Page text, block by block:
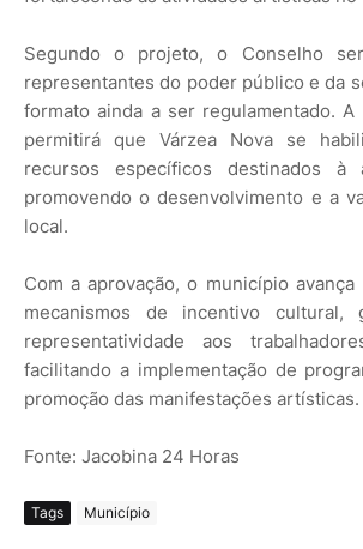
Segundo o projeto, o Conselho
representantes do poder público e da
formato ainda a ser regulamentado. A
permitirá que Várzea Nova se
recursos específicos destinados à
promovendo o desenvolvimento e a
local.
Com a aprovação, o município
mecanismos de incentivo cultural,
representatividade aos
facilitando a implementação de
promoção das manifestações artísticas.
Fonte: Jacobina 24 Horas
Tags Município